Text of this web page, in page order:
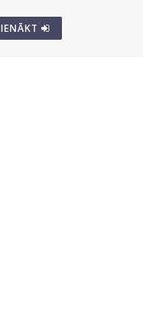
IENĀKT